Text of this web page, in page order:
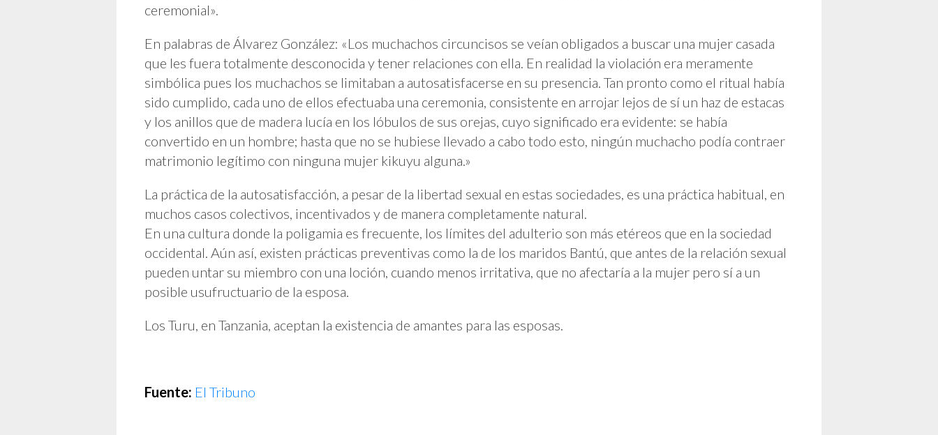
ceremonial».
En palabras de Álvarez González: «Los muchachos circuncisos se veían obligados a buscar una mujer casada
que les fuera totalmente desconocida y tener relaciones con ella. En realidad la violación era meramente
simbólica pues los muchachos se limitaban a autosatisfacerse en su presencia. Tan pronto como el ritual había
sido cumplido, cada uno de ellos efectuaba una ceremonia, consistente en arrojar lejos de sí un haz de estacas
y los anillos que de madera lucía en los lóbulos de sus orejas, cuyo significado era evidente: se había
convertido en un hombre; hasta que no se hubiese llevado a cabo todo esto, ningún muchacho podía contraer
matrimonio legítimo con ninguna mujer kikuyu alguna.»
La práctica de la autosatisfacción, a pesar de la libertad sexual en estas sociedades, es una práctica habitual, en
muchos casos colectivos, incentivados y de manera completamente natural.
En una cultura donde la poligamia es frecuente, los límites del adulterio son más etéreos que en la sociedad
occidental. Aún así, existen prácticas preventivas como la de los maridos Bantú, que antes de la relación sexual
pueden untar su miembro con una loción, cuando menos irritativa, que no afectaría a la mujer pero sí a un
posible usufructuario de la esposa.
Los Turu, en Tanzania, aceptan la existencia de amantes para las esposas.
Fuente: El Tribuno